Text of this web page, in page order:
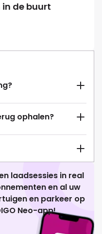
de buurt
ophalen?
laadsessies in real
en al uw
en parkeer op
Neo-app!